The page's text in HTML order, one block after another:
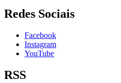
Redes Sociais
Facebook
Instagram
YouTube
RSS